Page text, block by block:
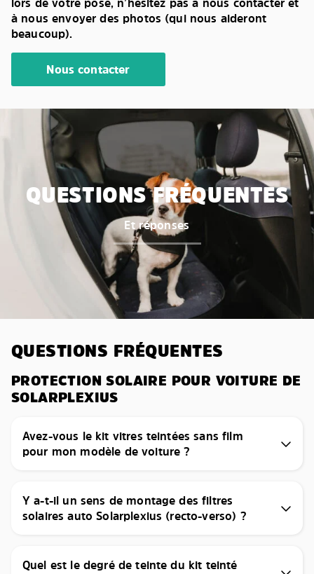
à nous envoyer des photos (qui nous aideront
beaucoup).
Nous contacter
QUESTIONS FRÉQUENTES
Et réponses
QUESTIONS FRÉQUENTES
PROTECTION SOLAIRE POUR VOITURE DE
SOLARPLEXIUS
Avez-vous le kit vitres teintées sans film
pour mon modèle de voiture ?
Y a-t-il un sens de montage des filtres
solaires auto Solarplexius (recto-verso) ?
Quel est le degré de teinte du kit teinté